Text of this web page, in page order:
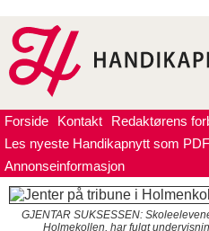
Forside Kontakt
Redaktørens
Les nyeste Handikapnytt som PDF
Annonseinformasjon
GJENTAR SUKSESSEN:
Holmekollen, har fulgt